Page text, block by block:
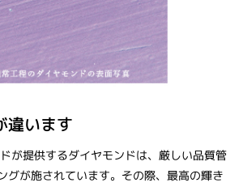
違います
が提供するダイヤモンドは、厳しい品質管
グが施されています。その際、最高の輝き